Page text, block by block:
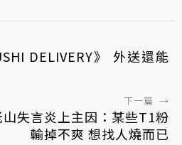
DELIVERY》 外送還能
下一篇 →
失言炎上主因：某些T1粉
輸掉不爽 想找人燒而已